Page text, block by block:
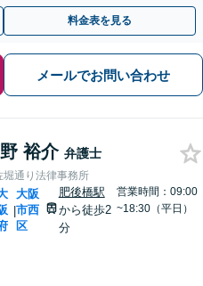
回相談無料。
料金表を見る
メールでお問い合わせ
裕介 弁護士
堀通り法律事務所
|
大阪
市西
区
肥後橋駅
から徒歩2
分
営業時間：09:00
~18:30（平日）